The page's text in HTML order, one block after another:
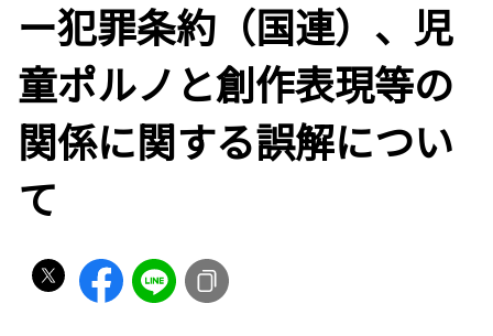
ー犯罪条約（国連）、児
童ポルノと創作表現等の
関係に関する誤解につい
て